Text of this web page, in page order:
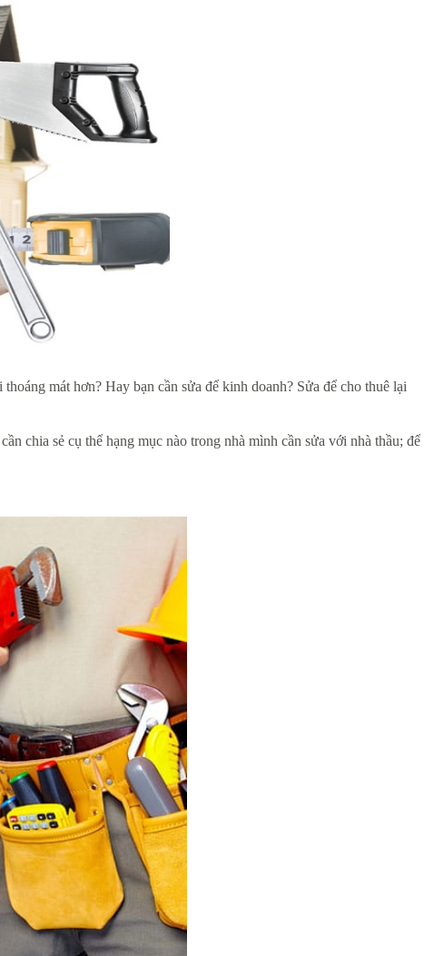
mát hơn? Hay bạn cần sửa để kinh doanh? Sửa để cho thuê lại
chia sẻ cụ thể hạng mục nào trong nhà mình cần sửa với nhà thầu; để